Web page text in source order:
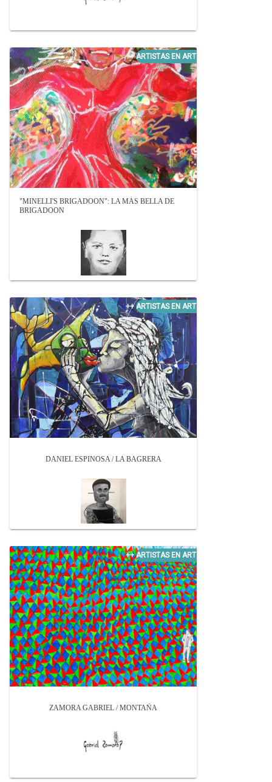
"MINELLI'S BRIGADOON": LA MÁS BELLA DE
BRIGADOON
DANIEL ESPINOSA / LA BAGRERA
ZAMORA GABRIEL / MONTAÑA